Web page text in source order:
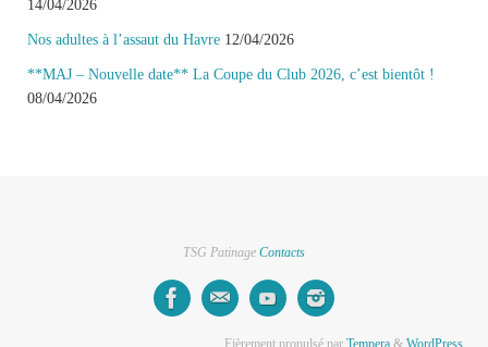
14/04/2026
Nos adultes à l’assaut du Havre 12/04/2026
**MAJ – Nouvelle date** La Coupe du Club 2026, c’est bientôt !
08/04/2026
TSG Patinage Contacts
Fièrement propulsé par Tempera & WordPress.